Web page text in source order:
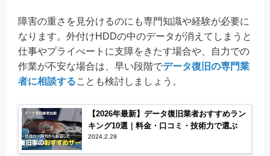
障害の重さを見分けるのにも専門知識や経験が必要に
なります。外付けHDDの中のデータが消えてしまうと
仕事やプライべートに支障をきたす場合や、自力での
作業が不安な場合は、早い段階でデータ復旧の専門業
者に相談することも検討しましょう。
【2026年最新】データ復旧業者おすすめラン
キング10選｜料金・口コミ・技術力で選ぶ
2024.2.29